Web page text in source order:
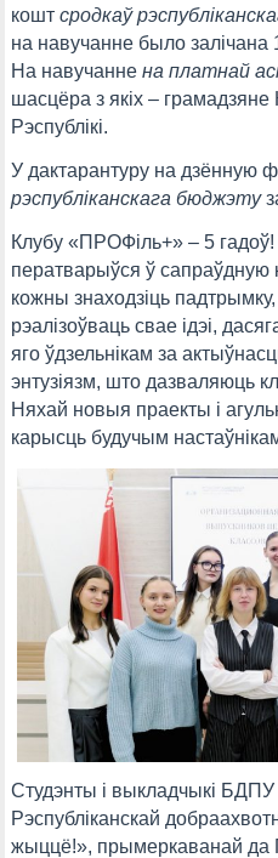
коштсродкаў
на навучанне было залічана
На навучаннена платнай
шасцёра з якіх – грамадзяне
Рэспублікі.
У дактарантуру на дзённую
рэспубліканскага бюджэту
Клубу «ПРОФіль+» – 5 гадоў!
ператварыўся ў сапраўдную
кожны знаходзіць
рэалізоўваць свае ідэі,
яго ўдзельнікам за
энтузіязм, што дазваляюць
Няхай новыя праекты і
карысць будучым
Студэнты і выкладчыкі БДПУ
Рэспубліканскай
жыццё!», прымеркаванай да